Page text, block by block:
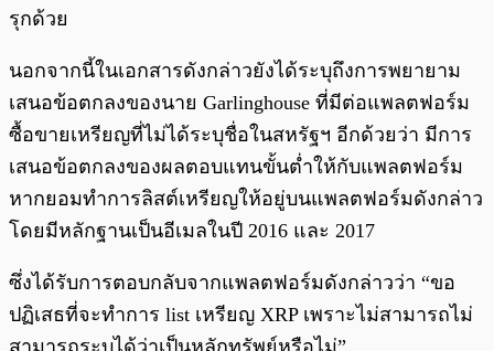
รุกด้วย
นอกจากนี้ในเอกสารดังกล่าวยังได้ระบุถึงการพยายาม
เสนอข้อตกลงของนาย Garlinghouse ที่มีต่อแพลตฟอร์ม
ซื้อขายเหรียญที่ไม่ได้ระบุชื่อในสหรัฐฯ อีกด้วยว่า มีการ
เสนอข้อตกลงของผลตอบแทนขั้นต่ำให้กับแพลตฟอร์ม
หากยอมทำการลิสต์เหรียญให้อยู่บนแพลตฟอร์มดังกล่าว
โดยมีหลักฐานเป็นอีเมลในปี 2016 และ 2017
ซึ่งได้รับการตอบกลับจากแพลตฟอร์มดังกล่าวว่า “ขอ
ปฏิเสธที่จะทำการ list เหรียญ XRP เพราะไม่สามารถไม่